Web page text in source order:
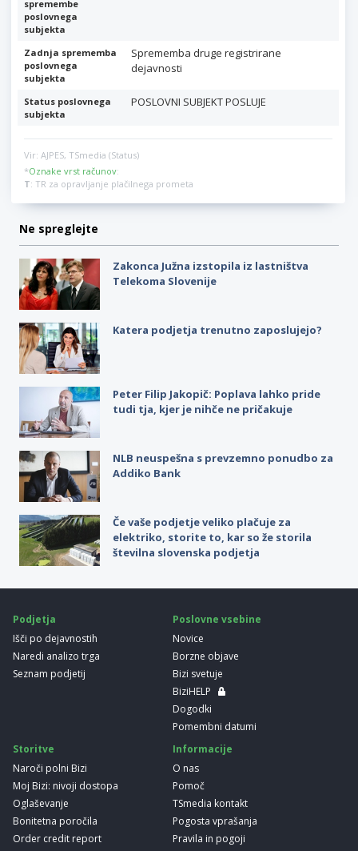
spremembe
poslovnega
subjekta
Zadnja sprememba
poslovnega
subjekta
Sprememba druge registrirane
dejavnosti
Status poslovnega
subjekta
POSLOVNI SUBJEKT POSLUJE
Vir: AJPES, TSmedia (Status)
*Oznake vrst računov:
T: TR za opravljanje plačilnega prometa
Ne spreglejte
Zakonca Južna izstopila iz lastništva
Telekoma Slovenije
Katera podjetja trenutno zaposlujejo?
Peter Filip Jakopič: Poplava lahko pride
tudi tja, kjer je nihče ne pričakuje
NLB neuspešna s prevzemno ponudbo za
Addiko Bank
Če vaše podjetje veliko plačuje za
elektriko, storite to, kar so že storila
številna slovenska podjetja
Podjetja
Išči po dejavnostih
Naredi analizo trga
Seznam podjetij
Poslovne vsebine
Novice
Borzne objave
Bizi svetuje
BiziHELP
Dogodki
Pomembni datumi
Storitve
Naroči polni Bizi
Moj Bizi: nivoji dostopa
Oglaševanje
Bonitetna poročila
Order credit report
Informacije
O nas
Pomoč
TSmedia kontakt
Pogosta vprašanja
Pravila in pogoji